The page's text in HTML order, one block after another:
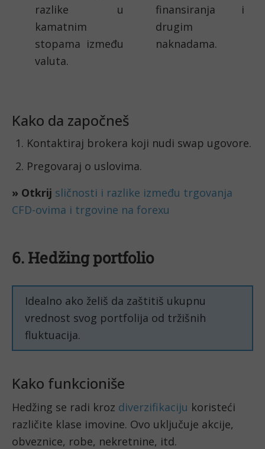
razlike u
kamatnim
stopama između
valuta.
finansiranja i
drugim
naknadama.
Kako da započneš
Kontaktiraj brokera koji nudi swap ugovore.
Pregovaraj o uslovima.
» Otkrij sličnosti i razlike između trgovanja
CFD-ovima i trgovine na forexu
6. Hedžing portfolio
Idealno ako želiš da zaštitiš ukupnu
vrednost svog portfolija od tržišnih
fluktuacija.
Kako funkcioniše
Hedžing se radi kroz diverzifikaciju koristeći
različite klase imovine. Ovo uključuje akcije,
obveznice, robe, nekretnine, itd.